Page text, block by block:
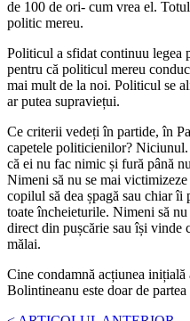
de 100 de ori- cum vrea el.
politic mereu.
Politicul a sfidat continuu legea
pentru că politicul mereu
mai mult de la noi. Politicul se
ar putea supraviețui.
Ce criterii vedeți în partide, în
capetele politicienilor?
că ei nu fac nimic și fură până
Nimeni să nu se mai
copilul să dea șpagă sau chiar îi
toate încheieturile. Nimeni să
direct din pușcărie sau își vinde
mălai.
Cine condamnă acțiunea
Bolintineanu este doar de